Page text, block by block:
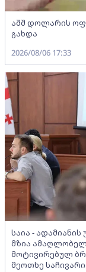
აშშ დოლარის
გახდა
2026/08/06 17:33
საია -
მზია
მოტივირებულ
მეოთხე